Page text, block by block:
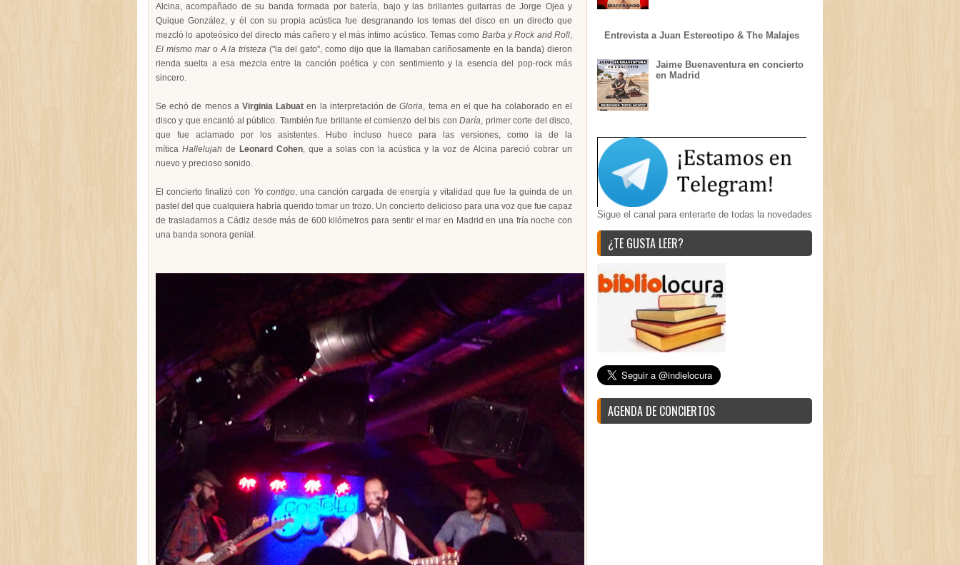
Alcina, acompañado de su banda formada por batería, bajo y las brillantes guitarras de Jorge Ojea y
Quique González, y él con su propia acústica fue desgranando los temas del disco en un directo que
mezcló lo apoteósico del directo más cañero y el más íntimo acústico. Temas como Barba y Rock and Roll,
El mismo maroA la tristeza ("la del gato", como dijo que la llamaban cariñosamente en la banda) dieron
rienda suelta a esa mezcla entre la canción poética y con sentimiento y la esencia del pop-rock más
sincero.
Se echó de menos aVirginia Labuat en la interpretación deGloria, tema en el que ha colaborado en el
disco y que encantó al público. También fue brillante el comienzo del bis conDaría, primer corte del disco,
que fue aclamado por los asistentes. Hubo incluso hueco para las versiones, como la de la
mítica Hallelujah de Leonard Cohen, que a solas con la acústica y la voz de Alcina pareció cobrar un
nuevo y precioso sonido.
El concierto finalizó con Yo contigo, una canción cargada de energía y vitalidad que fue la guinda de un
pastel del que cualquiera habría querido tomar un trozo. Un concierto delicioso para una voz que fue capaz
de trasladarnos a Cádiz desde más de 600 kilómetros para sentir el mar en Madrid en una fría noche con
una banda sonora genial.
Entrevista a Juan Estereotipo & The Malajes
Jaime Buenaventura en concierto
en Madrid
Sigue el canal para enterarte de todas la novedades
¿TE GUSTA LEER?
AGENDA DE CONCIERTOS